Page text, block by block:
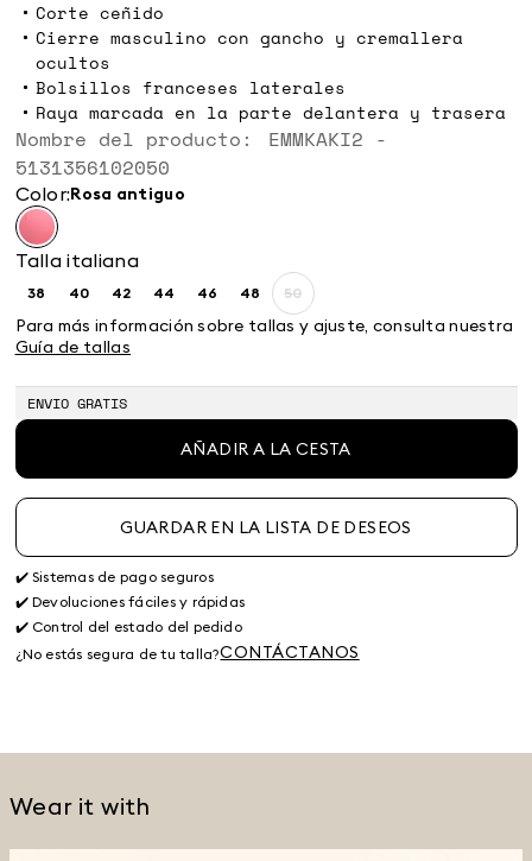
Corte ceñido
Cierre masculino con gancho y cremallera
ocultos
Bolsillos franceses laterales
Raya marcada en la parte delantera y trasera
Nombre del producto: EMMKAKI2 -
5131356102050
Color: rosa antiguo
Talla italiana
38Size: 40Size:
40
42Size:44Size:
44
46Size:
46
48Size:
48
50Size:
50
Para más información sobre tallas y ajuste, consulta nuestra
Guía de tallas
ENVIO GRATIS
AÑADIR A LA CESTA
GUARDAR EN LA LISTA DE DESEOS
✔️ Sistemas de pago seguros
✔️ Devoluciones fáciles y rápidas
✔️ Control del estado del pedido
¿No estás segura de tu talla?CONTÁCTANOS
Wear it with